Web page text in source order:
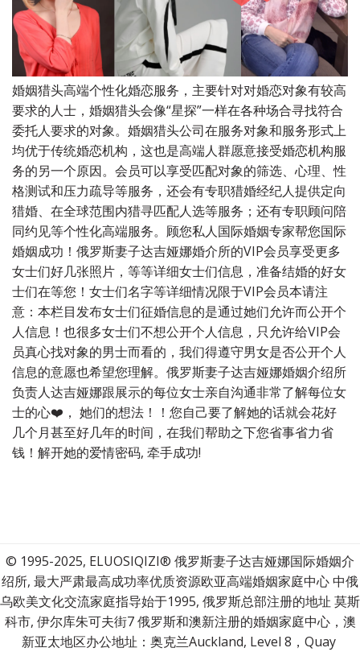
婚姻猎头高端个性化婚恋服务，主要针对对婚恋对象有较高
要求的人士，婚姻猎头会像“星探”一样在各种场合寻找符合
委托人要求的对象。婚姻猎头公司在服务对象和服务形式上
均优于传统婚恋机构，这也是高端人群愿意接受婚恋机构服
务的另一个原因。会员可以享受匹配对象的筛选、心理、性
格测试和压力疏导等服务，还会有专职猎婚经纪人提供定向
猎婚、在全球范围内猎寻匹配人选等服务；还有专职顾问陪
同约见等个性化高端服务。顾您私人国际婚姻专家帮您国际
婚姻成功！俄罗斯妻子达吉娅娜婚介所的VIP会员享受更多
女士们好几张照片，等等详细女士们信息，准备结婚的好女
士们在等您！女士们名字等详细情况限于VIP会员本请注
意：本栏目发布女士们征婚信息的是通过她们允许而公开个
人信息！也很多女士们不想公开个人信息，只允许给VIP会
员真心找对象的男士而看的，我们得遵守男女是否公开个人
信息的意愿也希望您理解。俄罗斯妻子达吉娅娜婚姻介绍所
负责人达吉娅娜跟展示的每位女士亲自沟通非常了解每位女
士的心❤️， 她们的想法！！您自己要了解她的话就会花好
几个月甚至好几年的时间，在我们帮助之下您省事省力省
钱！解开她的爱情密码, 牵手成功!
© 1995-2025, ELUOSIQIZI® 俄罗斯妻子达吉娅娜国际婚姻介
绍所, 最大严肃最高成功率优质资源欧亚高端婚姻家庭中心 中俄
乌欧美文化交流家庭指导始于1995, 俄罗斯总部注册的地址 莫斯
科市, 伊尔库朱可夫街7 俄罗斯和澳新注册的婚姻家庭中心，澳
新亚太地区办公地址：奥克兰Auckland, Level 8，Quay